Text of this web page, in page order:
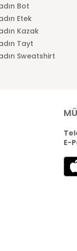
Bot
Etek
Kazak
Tayt
Sweatshirt
E-